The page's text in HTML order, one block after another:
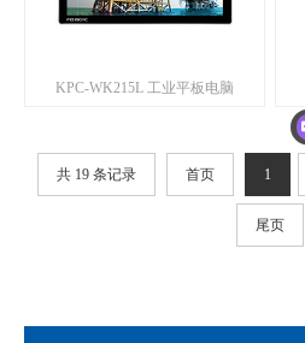
KPC-WK215L 工业平板电脑
共 19 条记录 首页 1
尾页